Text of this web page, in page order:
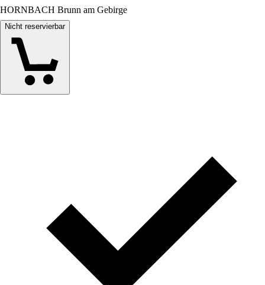
HORNBACH Brunn am Gebirge
Nicht reservierbar